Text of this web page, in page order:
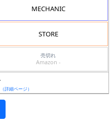
MECHANIC
STORE
売切れ
Amazon -
（詳細ページ）